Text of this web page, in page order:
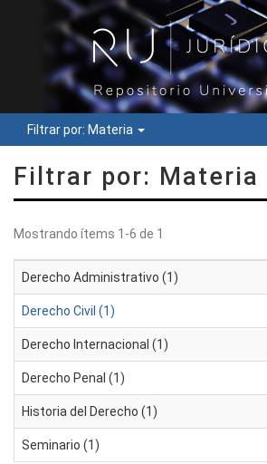
Filtrar por: Materia
Filtrar por: Materia
Mostrando ítems 1-6 de 1
Derecho Administrativo (1)
Derecho Civil (1)
Derecho Internacional (1)
Derecho Penal (1)
Historia del Derecho (1)
Seminario (1)